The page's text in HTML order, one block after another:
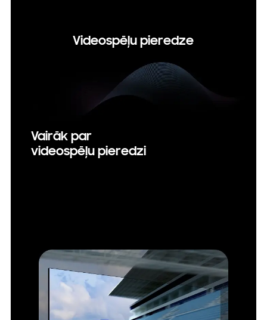
Videospēļu pieredze
Vairāk par
videospēļu pieredzi